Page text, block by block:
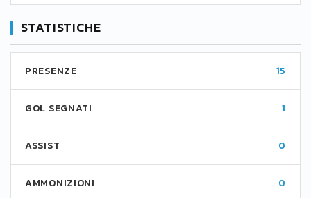
STATISTICHE
PRESENZE 15
GOL SEGNATI 1
ASSIST 0
AMMONIZIONI 0